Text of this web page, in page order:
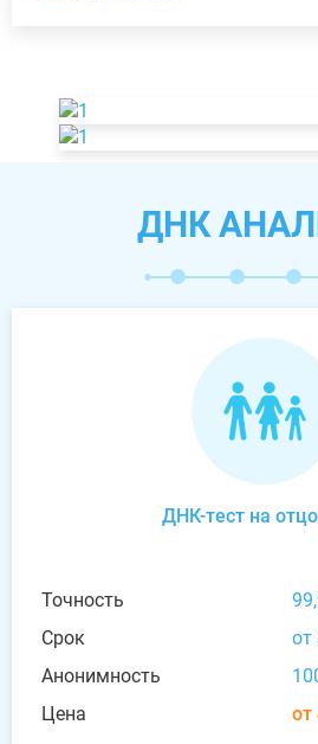
ДНК
ДНК-тест на
Точность
Срок
от
Анонимность
Цена
от